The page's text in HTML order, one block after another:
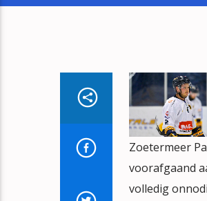
Zoetermeer
voorafgaand
volledig